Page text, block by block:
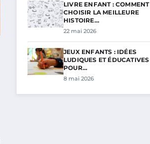
LIVRE ENFANT : COMMENT
CHOISIR LA MEILLEURE
HISTOIRE…
22 mai 2026
JEUX ENFANTS : IDÉES
LUDIQUES ET ÉDUCATIVES
POUR…
8 mai 2026